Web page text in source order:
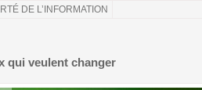
DE L’INFORMATION
qui veulent changer